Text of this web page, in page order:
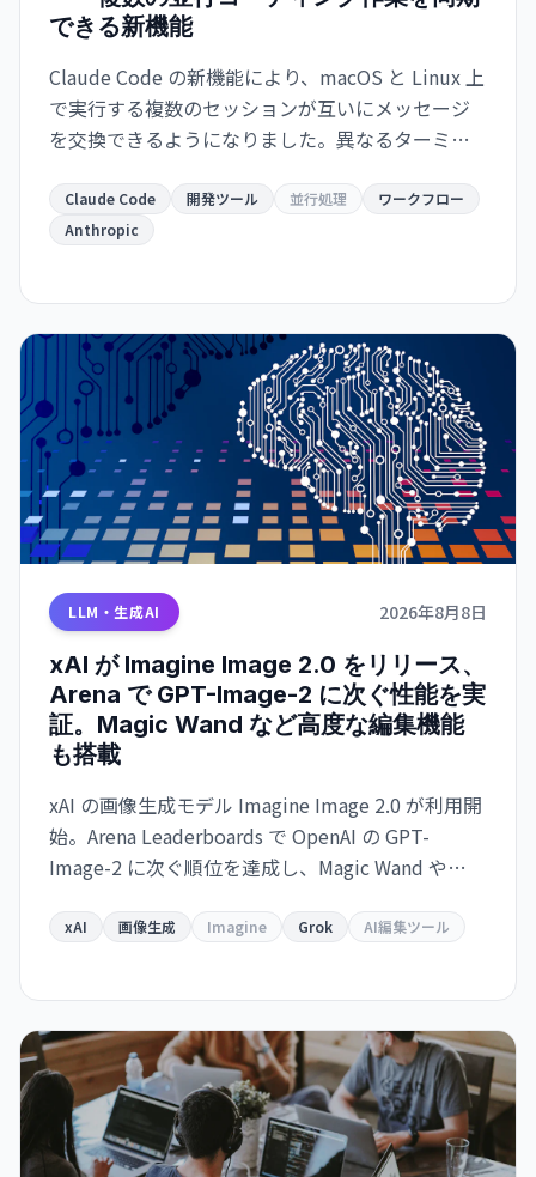
できる新機能
Claude Code の新機能により、macOS と Linux 上
で実行する複数のセッションが互いにメッセージ
を交換できるようになりました。異なるターミナ
し、開発ワークフローが大幅に効率化されます。
Claude Code 開発ツール 並行処理
ワークフロー
Anthropic
LLM・生成AI 2026年8月8日
xAI が Imagine Image 2.0 をリリース、
Arena で GPT-Image-2 に次ぐ性能を実
証。Magic Wand など高度な編集機能
も搭載
xAI の画像生成モデル Imagine Image 2.0 が利用開
始。Arena Leaderboards で OpenAI の GPT-
Image-2 に次ぐ順位を達成し、Magic Wand や
ている。Grok で即利用可能、API は近日提供予
xAI 画像生成 Imagine Grok AI編集ツール